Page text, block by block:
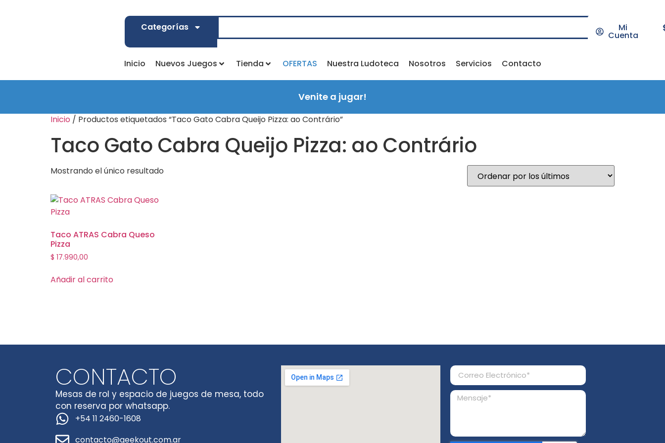
Categorías Mi
Cuenta
Inicio Nuevos Juegos Tienda OFERTAS Nuestra Ludoteca Nosotros Servicios Contacto
Venite a jugar!
Inicio / Productos etiquetados “Taco Gato Cabra Queijo Pizza: ao Contrário”
Taco Gato Cabra Queijo Pizza: ao Contrário
Mostrando el único resultado
Taco ATRAS Cabra Queso
Pizza
$ 17.990,00
Añadir al carrito
CONTACTO
Mesas de rol y espacio de juegos de mesa, todo
con reserva por whatsapp.
+54 11 2460-1608
contacto@geekout.com.ar